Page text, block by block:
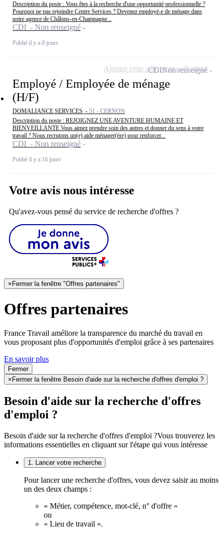
Description du poste : Vous êtes à la recherche d'une opportunité professionnelle ?
Pourquoi ne pas rejoindre Centre Services ? Devenez employé-e de ménage dans
notre agence de Châlons-en-Champagne...
CDI - Non renseigné
Publié il y a 8 jours
Employé / Employée de ménage
(H/F)
DOMALIANCE SERVICES - 51 - CERNON
Description du poste : REJOIGNEZ UNE AVENTURE HUMAINE ET
BIENVEILLANTE Vous aimez prendre soin des autres et donner du sens à votre
travail ? Nous recrutons un(e) aide ménager(ère) pour renforcer...
CDI - Non renseigné
Publié il y a 16 jours
CDINon renseigné
Ajouter cette offre à ma sélection
Votre avis nous intéresse
Qu'avez-vous pensé du service de recherche d'offres ?
× Fermer la fenêtre "Offres partenaires"
Offres partenaires
France Travail améliore la transparence du marché du travail en
vous proposant plus d'opportunités d'emploi grâce à ses partenaires
En savoir plus
Fermer
× Fermer la fenêtre Besoin d'aide sur la recherche d'offres d'emploi ?
Besoin d'aide sur la recherche d'offres
d'emploi ?
Besoin d'aide sur la recherche d'offres d'emploi ?Vous trouverez les
informations essentielles en cliquant sur l'étape qui vous intéresse
1. Lancer votre recherche
Pour lancer une recherche d'offres, vous devez saisir au moins
un des deux champs :
« Métier, compétence, mot-clé, n° d'offre »
ou
« Lieu de travail ».